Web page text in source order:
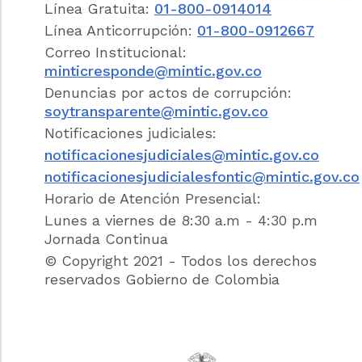
a través del Operador Postal Oficial o
Concesionario de Correo.
Concordancias
2. Servicios Postales. Los Servicios Postales
consisten en el desarrollo de las actividades
de recepción, clasificación, transporte y
entrega de objetos postales a través de
redes postales, dentro del país o para envío
hacia otros países o recepción desde el
exterior. Son servicios postales, entre otros,
de pago y los servicios de mensajería
expresa
Línea Gratuita: 01-800-0914014
Línea Anticorrupción: 01-800-0912667
Correo Institucional:
minticresponde@mintic.gov.co
Denuncias por actos de corrupción:
soytransparente@mintic.gov.co
Notificaciones judiciales:
notificacionesjudiciales@mintic.gov.co
notificacionesjudicialesfontic@mintic.gov.co
Horario de Atención Presencial:
Lunes a viernes de 8:30 a.m - 4:30 p.m
Jornada Continua
© Copyright 2021 - Todos los derechos
reservados Gobierno de Colombia